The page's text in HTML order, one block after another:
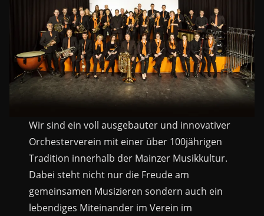
Wir sind ein voll ausgebauter und innovativer
Orchesterverein mit einer über 100jährigen
Tradition innerhalb der Mainzer Musikkultur.
Dabei steht nicht nur die Freude am
gemeinsamen Musizieren sondern auch ein
lebendiges Miteinander im Verein im